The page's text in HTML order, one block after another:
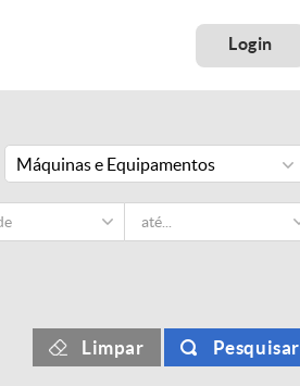
Login
Máquinas e Equipamentos
Limpar Pesquisar